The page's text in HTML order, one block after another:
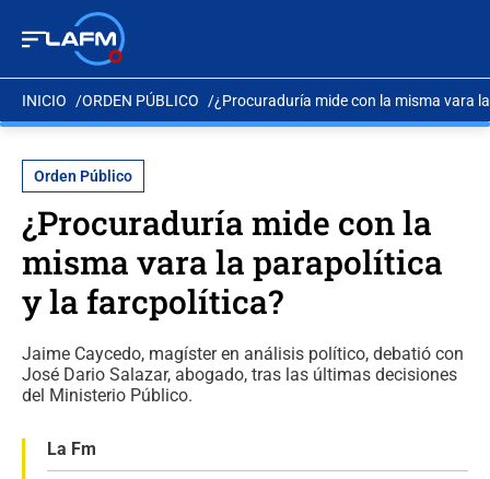
INICIO ORDEN PÚBLICO ¿Procuraduría mide con la misma vara
Orden Público
¿Procuraduría mide con la
misma vara la parapolítica
y la farcpolítica?
Jaime Caycedo, magíster en análisis político, debatió con
José Dario Salazar, abogado, tras las últimas decisiones
del Ministerio Público.
La Fm